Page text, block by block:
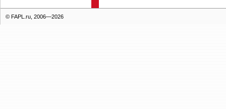
© FAPL.ru, 2006—2026